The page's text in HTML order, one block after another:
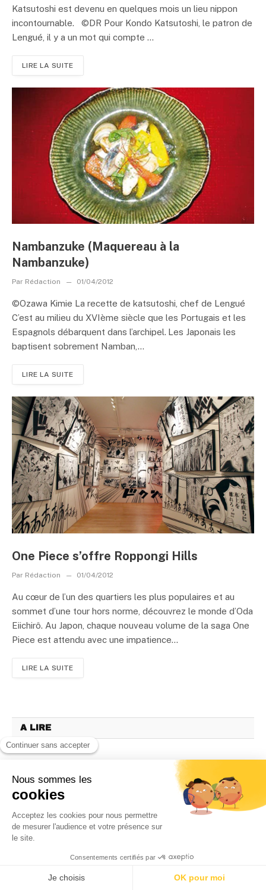
Katsutoshi est devenu en quelques mois un lieu nippon
incontournable. ©DR Pour Kondo Katsutoshi, le patron de
Lengué, il y a un mot qui compte ...
LIRE LA SUITE
Nambanzuke (Maquereau à la
Nambanzuke)
Par Rédaction 01/04/2012
©Ozawa Kimie La recette de katsutoshi, chef de Lengué
C’est au milieu du XVIème siècle que les Portugais et les
Espagnols débarquent dans l’archipel. Les Japonais les
baptisent sobrement Namban,...
LIRE LA SUITE
One Piece s’offre Roppongi Hills
Par Rédaction 01/04/2012
Au cœur de l’un des quartiers les plus populaires et au
sommet d’une tour hors norme, découvrez le monde d’Oda
Eiichirô. Au Japon, chaque nouveau volume de la saga One
Piece est attendu avec une impatience...
LIRE LA SUITE
A LIRE